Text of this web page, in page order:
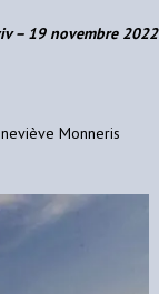
– 19 novembre 2022
Monneris